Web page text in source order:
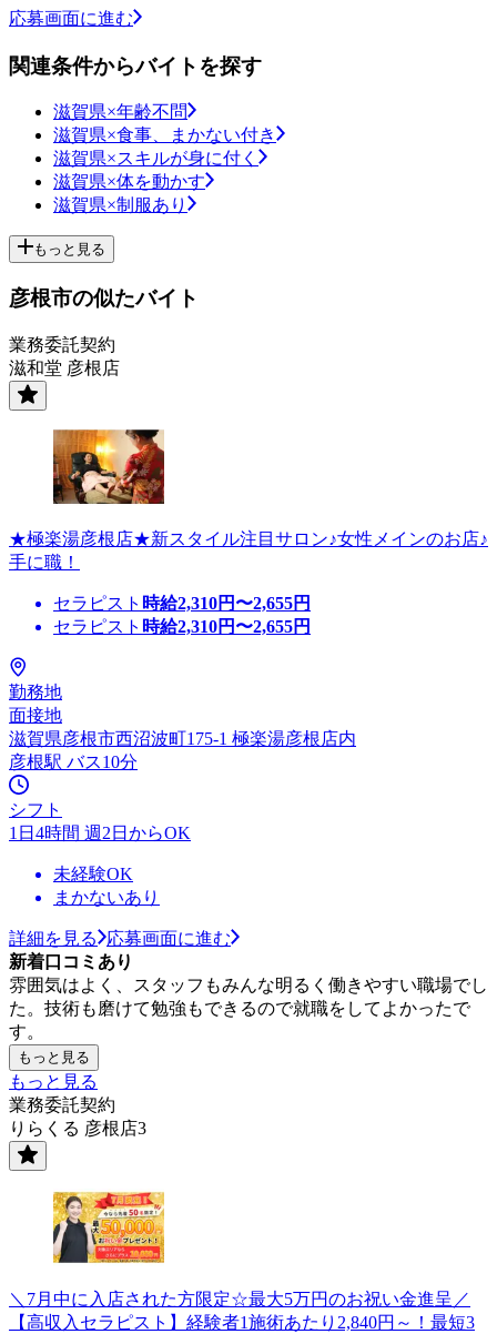
応募画面に進む
関連条件からバイトを探す
滋賀県×年齢不問
滋賀県×食事、まかない付き
滋賀県×スキルが身に付く
滋賀県×体を動かす
滋賀県×制服あり
もっと見る
彦根市の似たバイト
業務委託契約
滋和堂 彦根店
★極楽湯彦根店★新スタイル注目サロン♪女性メインのお店♪
手に職！
セラピスト 時給2,310円〜2,655円
セラピスト 時給2,310円〜2,655円
勤務地
面接地
滋賀県彦根市西沼波町175-1 極楽湯彦根店内
彦根駅 バス10分
シフト
1日4時間 週2日からOK
未経験OK
まかないあり
詳細を見る
応募画面に進む
新着口コミあり
雰囲気はよく、スタッフもみんな明るく働きやすい職場でし
た。技術も磨けて勉強もできるので就職をしてよかったで
す。
もっと見る
もっと見る
業務委託契約
りらくる 彦根店3
＼7月中に入店された方限定☆最大5万円のお祝い金進呈／
【高収入セラピスト】経験者1施術あたり2,840円～！最短3